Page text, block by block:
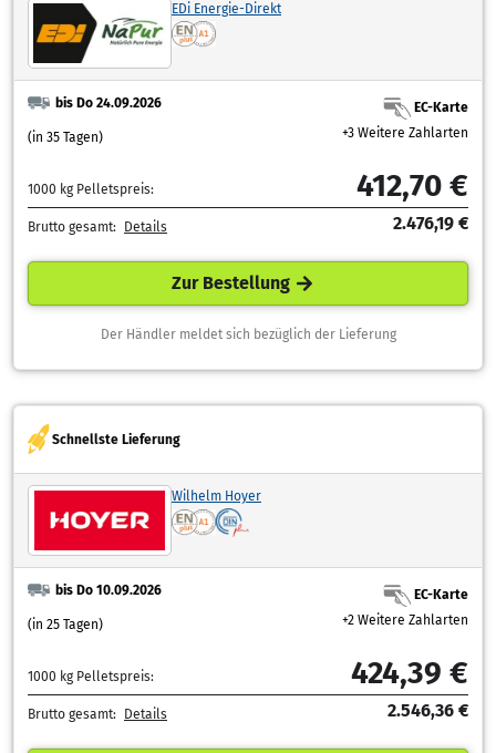
EDi Energie-Direkt
bis Do 24.09.2026
(in 35 Tagen)
EC-Karte
+3 Weitere Zahlarten
1000 kg Pelletspreis: 412,70 €
Brutto gesamt: Details 2.476,19 €
Zur Bestellung
Der Händler meldet sich bezüglich der Lieferung
Schnellste Lieferung
Wilhelm Hoyer
bis Do 10.09.2026
(in 25 Tagen)
EC-Karte
+2 Weitere Zahlarten
1000 kg Pelletspreis: 424,39 €
Brutto gesamt: Details 2.546,36 €